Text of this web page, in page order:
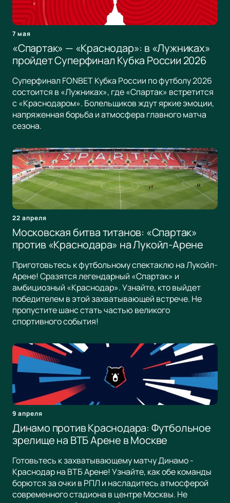
7 мая
«Спартак» — «Краснодар»: в «Лужниках»
пройдет Суперфинал Кубка России 2026
Суперфинал FONBET Кубка России по футболу 2026
состоится в «Лужниках», где «Спартак» встретится
с «Краснодаром». Болельщиков ждут яркие эмоции,
напряженная борьба и атмосфера главного матча
сезона.
22 апреля
Московская битва титанов: «Спартак»
против «Краснодара» на Лукойл-Арене
Приготовьтесь к футбольному спектаклю на Лукойл-
Арене! Сразятся легендарный «Спартак» и
амбициозный «Краснодар». Узнайте, кто выйдет
победителем в этой захватывающей встрече. Не
пропустите шанс стать частью великого
спортивного события!
9 апреля
Динамо против Краснодара: Футбольное
зрелище на ВТБ Арене в Москве
Готовьтесь к захватывающему матчу Динамо -
Краснодар на ВТБ Арене! Узнайте, как обе команды
борются за очки в РПЛ и насладитесь атмосферой
современного стадиона в центре Москвы. Не